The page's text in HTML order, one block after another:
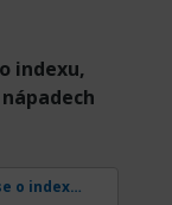
indexu,
S&P 500 / #SP500 – diskuse o indexu, analýzách, novinkách a obchodních nápadech